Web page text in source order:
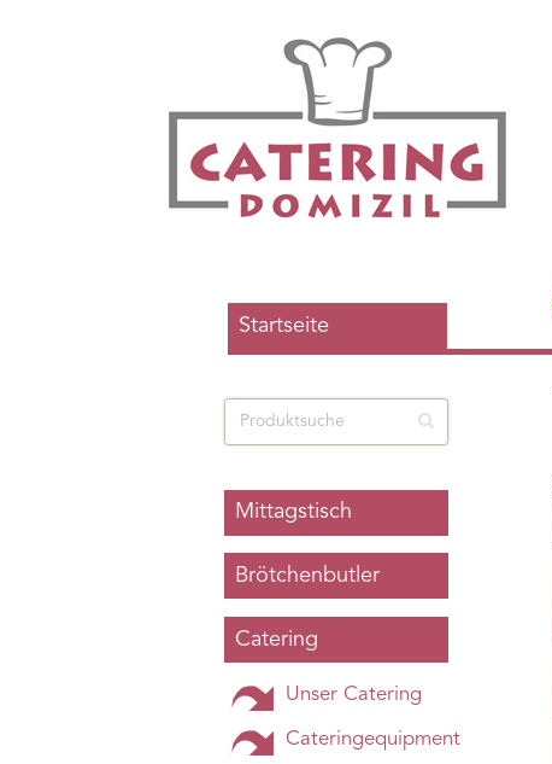
Startseite
Mittagstisch
Brötchenbutler
Catering
Unser Catering
Cateringequipment